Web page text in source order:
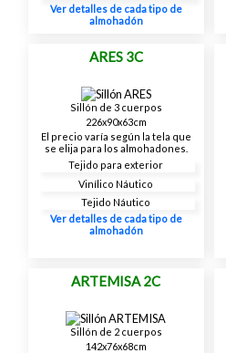
Ver detalles de cada tipo de
almohadón
ARES 3C
Sillón de 3 cuerpos
226x90x63cm
El precio varía según la tela que
se elija para los almohadones.
Tejido para exterior
Vinílico Náutico
Tejido Náutico
Ver detalles de cada tipo de
almohadón
ARTEMISA 2C
Sillón de 2 cuerpos
142x76x68cm